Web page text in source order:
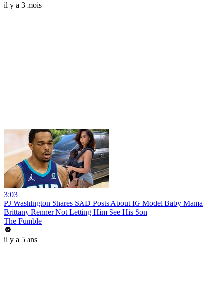
il y a 3 mois
3:03
PJ Washington Shares SAD Posts About IG Model Baby Mama
Brittany Renner Not Letting Him See His Son
The Fumble
il y a 5 ans